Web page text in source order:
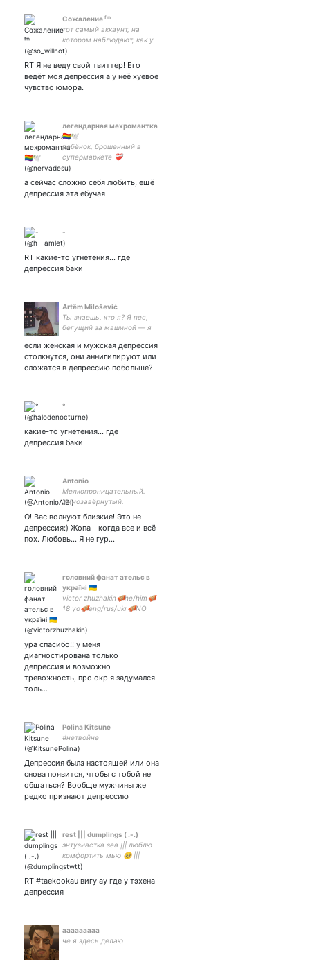
Сожаление ᶠᵐ
тот самый аккаунт, на
котором наблюдают, как у
владельца отлетает кукуха
RT Я не веду свой твиттер! Его
ведёт моя депрессия а у неё хуевое
чувство юмора.
легендарная мехромантка
🏳️‍🌈🕊️
ребёнок, брошенный в
супермаркете ❤️‍🩹
а сейчас сложно себя любить, ещё
депрессия эта ебучая
-
RT какие-то угнетения... где
депрессия баки
Artёm Milošević
Ты знаешь, кто я? Я пес,
бегущий за машиной — я
если бы догнал, так что я
просто делаю и все.
если женская и мужская депрессия
столкнутся, они аннигилируют или
сложатся в депрессию побольше?
°
какие-то угнетения... где
депрессия баки
Antonio
Мелкопроницательный.
Умнозавёрнутый.
А может другая сторона
медали.
О! Вас волнуют близкие! Это не
депрессия:) Жопа - когда все и всё
пох. Любовь... Я не гур…
головний фанат ательє в
україні 🇺🇦
victor zhuzhakin🪗he/him🪗
18 yo🪗eng/rus/ukr🪗NO
🪗DNI TERF and PROSHIP🪗
#Atroceville
ура спасибо!! у меня
диагностирована только
депрессия и возможно
тревожность, про окр я задумался
толь…
Polina Kitsune
#нетвойне
Депрессия была настоящей или она
снова появится, чтобы с тобой не
общаться? Вообще мужчины же
редко признают депрессию
rest ||| dumplings ( .-.)
энтузиастка sea ||| люблю
комфортить мью 🥺 |||
обожаю спать ||| скоро
RT #taekookau вигу ау где у тэхена
депрессия
ааааааааа
че я здесь делаю